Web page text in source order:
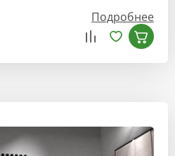
Подробнее